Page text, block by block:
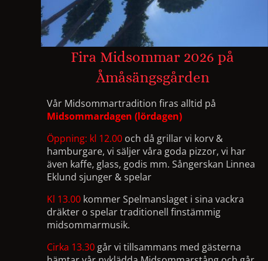
Fira Midsommar 2026 på
Åmåsängsgården
Vår Midsommartradition firas alltid på
Midsommardagen (lördagen)
Öppning: kl 12.00 och då grillar vi korv &
hamburgare, vi säljer våra goda pizzor, vi har
även kaffe, glass, godis mm. Sångerskan Linnea
Eklund sjunger & spelar
Kl 13.00 kommer Spelmanslaget i sina vackra
dräkter o spelar traditionell finstämmig
midsommarmusik.
Cirka 13.30 går vi tillsammans med gästerna